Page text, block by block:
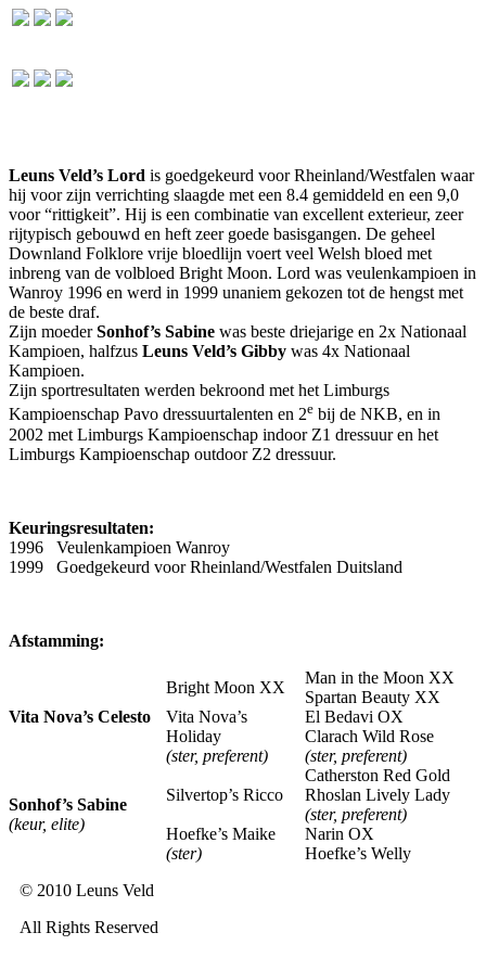
Leuns Veld’s Lord is goedgekeurd voor Rheinland/Westfalen waar
hij voor zijn verrichting slaagde met een 8.4 gemiddeld en een 9,0
voor “rittigkeit”. Hij is een combinatie van excellent exterieur, zeer
rijtypisch gebouwd en heft zeer goede basisgangen. De geheel
Downland Folklore vrije bloedlijn voert veel Welsh bloed met
inbreng van de volbloed Bright Moon. Lord was veulenkampioen in
Wanroy 1996 en werd in 1999 unaniem gekozen tot de hengst met
de beste draf.
Zijn moederSonhof’s Sabine was beste driejarige en 2x Nationaal
Kampioen, halfzus Leuns Veld’s Gibby was 4x Nationaal
Kampioen.
Zijn sportresultaten werden bekroond met het Limburgs
Kampioenschap Pavo dressuurtalenten en 2e bij de NKB, en in
2002 met Limburgs Kampioenschap indoor Z1 dressuur en het
Limburgs Kampioenschap outdoor Z2 dressuur.
Keuringsresultaten:
1996 Veulenkampioen Wanroy
1999 Goedgekeurd voor Rheinland/Westfalen Duitsland
Afstamming:
Vita Nova’s Celesto
Bright Moon XX
Man in the Moon XX
Spartan Beauty XX
Vita Nova’s
Holiday
(ster, preferent)
El Bedavi OX
Clarach Wild Rose
(ster, preferent)
Sonhof’s Sabine
(keur, elite)
Silvertop’s Ricco
Catherston Red Gold
Rhoslan Lively Lady
(ster, preferent)
Hoefke’s Maike
(ster)
Narin OX
Hoefke’s Welly
© 2010 Leuns Veld
All Rights Reserved